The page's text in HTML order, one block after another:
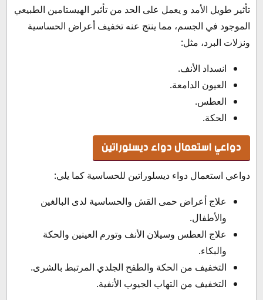
تأثير طويل الأمد و يعمل على الحد من تأثير الهيستامين الطبيعي
الموجود في الجسم، مما ينتج عنه تخفيف أعراض الحساسية
ونزلات البرد، مثل:
انسداد الأنف.
العيون الدامعة.
العطس.
الحكة.
دواعي استعمال دواء ديسلوراتين
دواعي استعمال دواء ديسلوراتين للحساسية كما يلي:
علاج أعراض حمى القش والحساسية لدى البالغين
والأطفال.
علاج العطس وسيلان الأنف وتورم العينين والحكة
والبكاء.
التخفيف من الحكة والطفح الجلدي المرتبط بالشرى.
التخفيف من التهاب الجيوب الأنفية.